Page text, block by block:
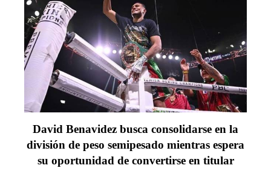
David Benavidez busca consolidarse en la
división de peso semipesado mientras espera
su oportunidad de convertirse en titular